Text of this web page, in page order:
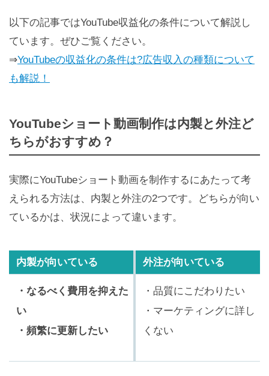
以下の記事ではYouTube収益化の条件について解説し
ています。ぜひご覧ください。
⇒YouTubeの収益化の条件は?広告収入の種類について
も解説！
YouTubeショート動画制作は内製と外注ど
ちらがおすすめ？
実際にYouTubeショート動画を制作するにあたって考
えられる方法は、内製と外注の2つです。どちらが向い
ているかは、状況によって違います。
内製が向いている 外注が向いている
・なるべく費用を抑えた
い
・頻繁に更新したい
・品質にこだわりたい
・マーケティングに詳し
くない